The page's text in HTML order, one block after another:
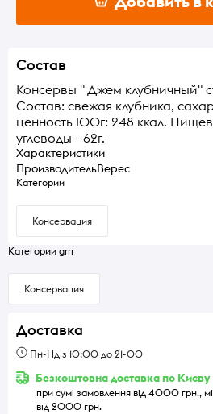
Состав
Консервы " Джем клубничный"
Состав: свежая клубника,
ценность 100г: 248 ккал.
углеводы - 62г.
Характеристики
ПроизводительВерес
Категории
Консервация
Категории grrr
Консервация
Доставка
Пн-Нд з 10:00 до 21-00
Безкоштовна доставка по Києву
при сумі замовлення від 4000 грн.,
від 2000 грн.